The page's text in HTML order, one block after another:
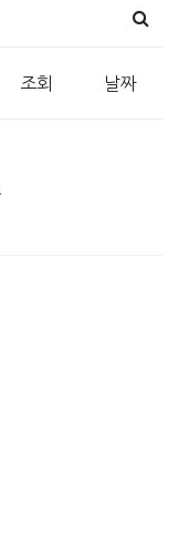
조회 날짜